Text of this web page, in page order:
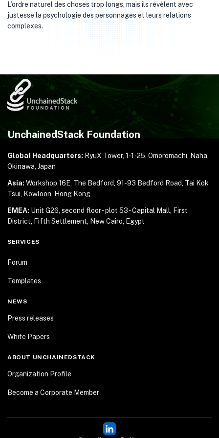
L’ordre naturel des choses trop longs, mais ils révèlent avec
justesse la psychologie des personnages et leurs relations
complexes.
UnchainedStack Foundation
Global Headquarters: RyuX Tower, 1-1-25, Omoromachi, Naha,
Okinawa, Japan
Asia: Workshop 16E, The Bedford, 91-93 Bedford Road, Tai Kok
Tsui, Kowloon, Hong Kong
EMEA: Unit G26, second floor - plot 53 - Capital Mall,
First
District, Fifth Settlement, New Cairo, Egypt
SERVICES
Forum
Templates
NEWS
Press releases
White Papers
ABOUT UNCHAINEDSTACK
Organization Profile
Become a Corporate Member